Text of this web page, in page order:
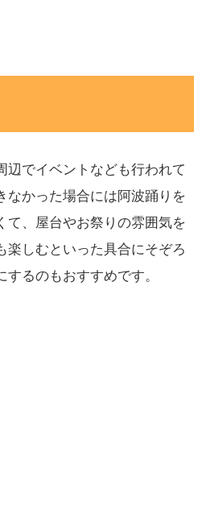
辺でイベントなども行われて
なかった場合には阿波踊りを
て、屋台やお祭りの雰囲気を
楽しむといった具合にそぞろ
るのもおすすめです。